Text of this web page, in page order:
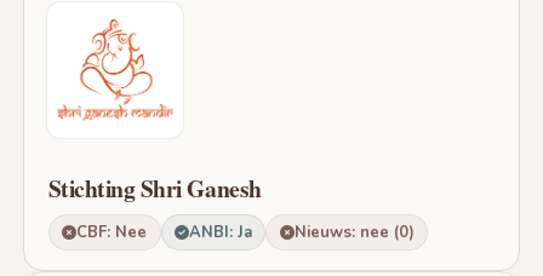
Stichting Shri Ganesh
CBF: Nee ANBI: Ja Nieuws: nee (0)